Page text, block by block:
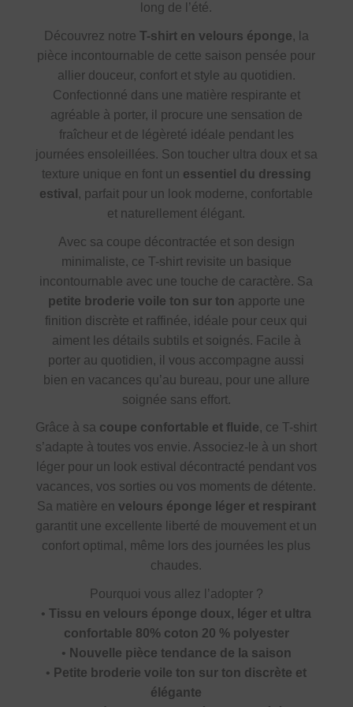
long de l’été.
Découvrez notre T-shirt en velours éponge, la
pièce incontournable de cette saison pensée pour
allier douceur, confort et style au quotidien.
Confectionné dans une matière respirante et
agréable à porter, il procure une sensation de
fraîcheur et de légèreté idéale pendant les
journées ensoleillées. Son toucher ultra doux et sa
texture unique en font un essentiel du dressing
estival , parfait pour un look moderne, confortable
et naturellement élégant.
Avec sa coupe décontractée et son design
minimaliste, ce T-shirt revisite un basique
incontournable avec une touche de caractère. Sa
petite broderie voile ton sur ton apporte une
finition discrète et raffinée, idéale pour ceux qui
aiment les détails subtils et soignés. Facile à
porter au quotidien, il vous accompagne aussi
bien en vacances qu’au bureau, pour une allure
soignée sans effort.
Grâce à sa coupe confortable et fluide, ce T-shirt
s’adapte à toutes vos envie. Associez-le à un short
léger pour un look estival décontracté pendant vos
vacances, vos sorties ou vos moments de détente.
Sa matière en velours éponge léger et respirant
garantit une excellente liberté de mouvement et un
confort optimal, même lors des journées les plus
chaudes.
Pourquoi vous allez l’adopter ?
•Tissu en velours éponge doux, léger et ultra
confortable 80% coton 20 % polyester
• Nouvelle pièce tendance de la saison
• Petite broderie voile ton sur ton discrète et
élégante